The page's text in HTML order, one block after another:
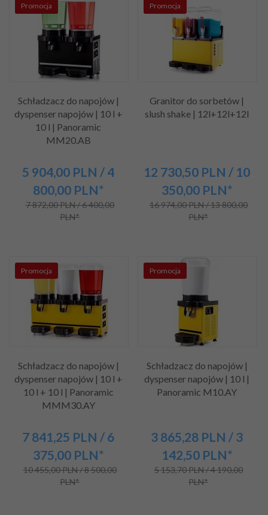
Promocja
Schładzacz do napojów |
dyspenser napojów | 10 l +
10 l | Panoramic
MM20.AB
5 904,00 PLN / 4
800,00 PLN*
7 872,00 PLN / 6 400,00
PLN*
Promocja
Granitor do sorbetów |
slush shake | 12l+12l+12l
12 730,50 PLN / 10
350,00 PLN*
16 974,00 PLN / 13 800,00
PLN*
Promocja
Schładzacz do napojów |
dyspenser napojów | 10 l +
10 l + 10 l | Panoramic
MMM30.AY
7 841,25 PLN / 6
375,00 PLN*
10 455,00 PLN / 8 500,00
PLN*
Promocja
Schładzacz do napojów |
dyspenser napojów | 10 l |
Panoramic M10.AY
3 865,28 PLN / 3
142,50 PLN*
5 153,70 PLN / 4 190,00
PLN*